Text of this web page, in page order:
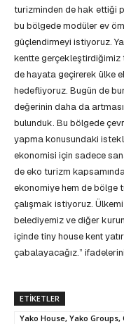
turizminden de hak ettiği
bu bölgede modüler ev
güçlendirmeyi istiyoruz.
kentte gerçekleştirdiğimiz
de hayata geçirerek ülke
hedefliyoruz. Bugün de
değerinin daha da
bulunduk. Bu bölgede
yapma konusundaki
ekonomisi için sadece
de eko turizm
ekonomiye hem de bölge
çalışmak istiyoruz.
belediyemiz ve diğer
içinde tiny house kent
çabalayacağız.”
ETIKETLER
Yako House, Yako